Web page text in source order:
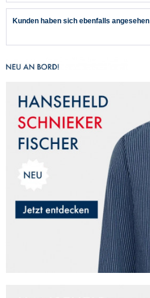
Kunden haben sich ebenfalls angesehen